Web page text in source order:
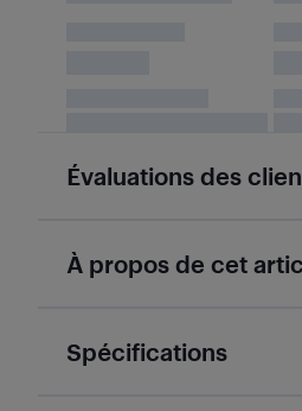
Évaluations des
À propos de cet
Spécifications